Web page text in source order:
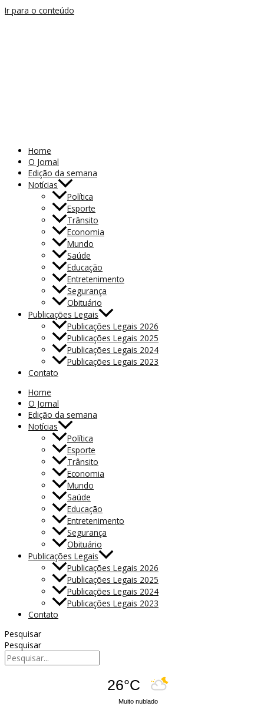
Ir para o conteúdo
Home
O Jornal
Edição da semana
Notícias
Política
Esporte
Trânsito
Economia
Mundo
Saúde
Educação
Entretenimento
Segurança
Obituário
Publicações Legais
Publicações Legais 2026
Publicações Legais 2025
Publicações Legais 2024
Publicações Legais 2023
Contato
Home
O Jornal
Edição da semana
Notícias
Política
Esporte
Trânsito
Economia
Mundo
Saúde
Educação
Entretenimento
Segurança
Obituário
Publicações Legais
Publicações Legais 2026
Publicações Legais 2025
Publicações Legais 2024
Publicações Legais 2023
Contato
Pesquisar
Pesquisar
26°C
Muito nublado